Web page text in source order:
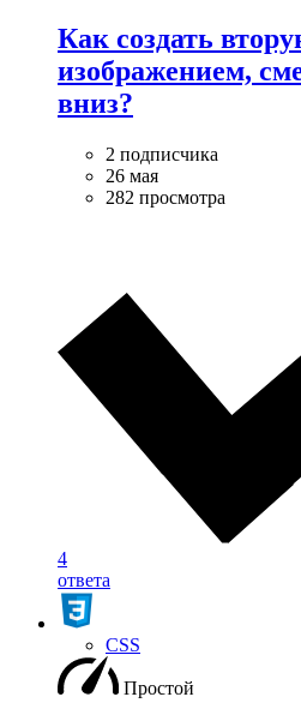
Как создать
изображением,
вниз?
2 подписчика
26 мая
282 просмотра
4
ответа
CSS
Простой